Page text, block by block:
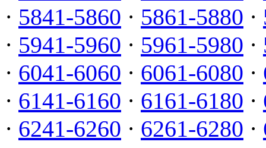
· 5841-5860 · 5861-5880 ·
· 5941-5960 · 5961-5980 ·
· 6041-6060 · 6061-6080 ·
· 6141-6160 · 6161-6180 ·
· 6241-6260 · 6261-6280 ·